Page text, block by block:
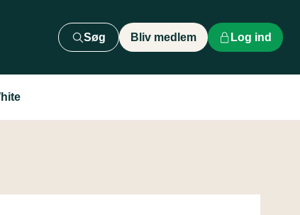
Søg Bliv medlem Log ind